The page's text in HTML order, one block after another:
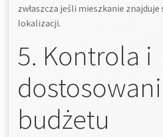
zwłaszcza jeśli mieszkanie
lokalizacji.
5. Kontrola i
budżetu